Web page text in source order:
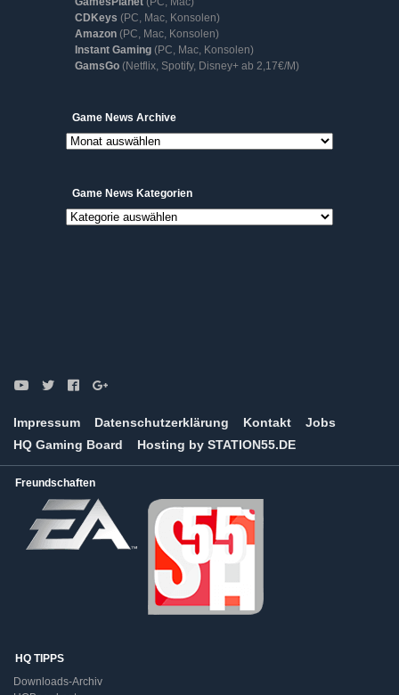
CDKeys (PC, Mac, Konsolen)
Amazon (PC, Mac, Konsolen)
Instant Gaming (PC, Mac, Konsolen)
GamsGo (Netflix, Spotify, Disney+ ab 2,17€/M)
Game News ArchiveGame
News
Archive
Game News Kategorien
Game
Impressum Datenschutzerklärung Kontakt
Jobs
HQ Gaming Board
Hosting by STATION55.DE
Freundschaften
HQ TIPPS
Downloads-Archiv